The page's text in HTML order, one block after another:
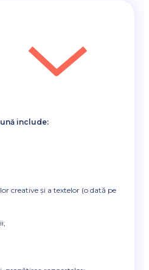
include:
creative și a textelor (o dată pe